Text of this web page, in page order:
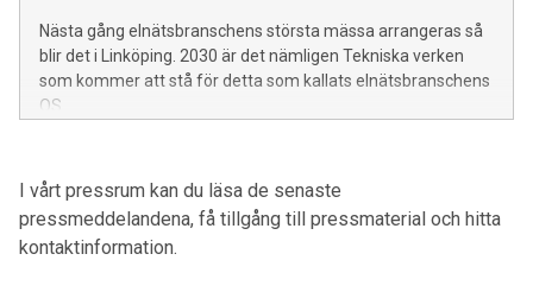
Nästa gång elnätsbranschens största mässa arrangeras så
blir det i Linköping. 2030 är det nämligen Tekniska verken
som kommer att stå för detta som kallats elnätsbranschens
OS.
I vårt pressrum kan du läsa de senaste
pressmeddelandena, få tillgång till pressmaterial och hitta
kontaktinformation.